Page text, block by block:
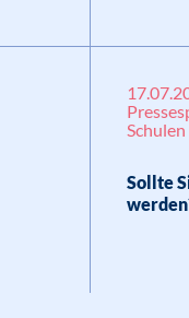
Schulen
Sollte